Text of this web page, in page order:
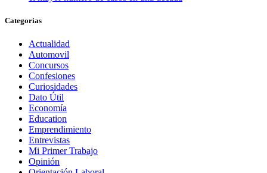
Categorias
Actualidad
Automovil
Concursos
Confesiones
Curiosidades
Dato Útil
Economía
Education
Emprendimiento
Entrevistas
Mi Primer Trabajo
Opinión